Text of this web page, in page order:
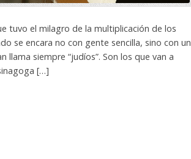
tuvo el milagro de la multiplicación de los
se encara no con gente sencilla, sino con un
siempre “judíos”. Son los que van a
[…]